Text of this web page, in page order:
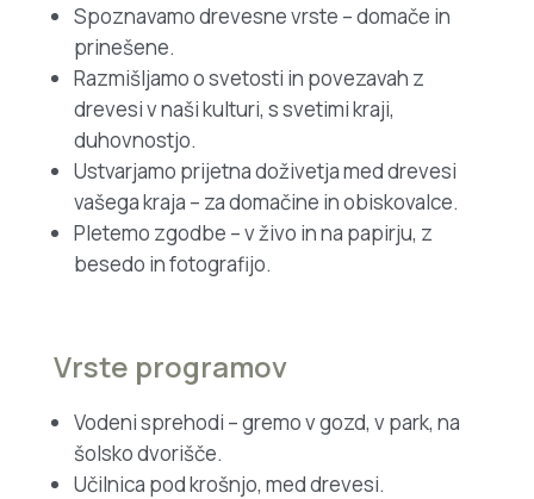
Spoznavamo drevesne vrste – domače in
prinešene.
Razmišljamo o svetosti in povezavah z
drevesi v naši kulturi, s svetimi kraji,
duhovnostjo.
Ustvarjamo prijetna doživetja med drevesi
vašega kraja – za domačine in obiskovalce.
Pletemo zgodbe – v živo in na papirju, z
besedo in fotografijo.
Vrste programov
Vodeni sprehodi – gremo v gozd, v park, na
šolsko dvorišče.
Učilnica pod krošnjo, med drevesi.